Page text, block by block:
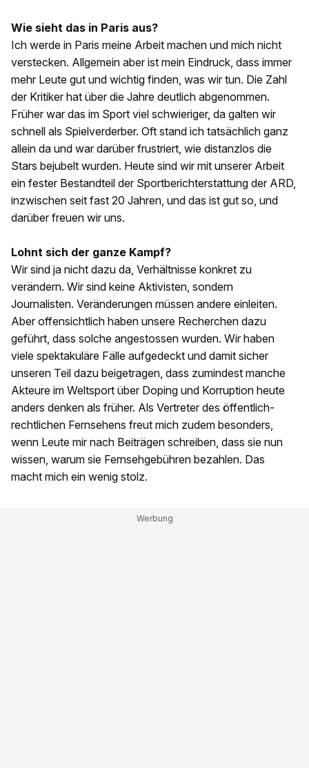
Wie sieht das in Paris aus?
Ich werde in Paris meine Arbeit machen und mich nicht
verstecken. Allgemein aber ist mein Eindruck, dass immer
mehr Leute gut und wichtig finden, was wir tun. Die Zahl
der Kritiker hat über die Jahre deutlich abgenommen.
Früher war das im Sport viel schwieriger, da galten wir
schnell als Spielverderber. Oft stand ich tatsächlich ganz
allein da und war darüber frustriert, wie distanzlos die
Stars bejubelt wurden. Heute sind wir mit unserer Arbeit
ein fester Bestandteil der Sportberichterstattung der ARD,
inzwischen seit fast 20 Jahren, und das ist gut so, und
darüber freuen wir uns.
Lohnt sich der ganze Kampf?
Wir sind ja nicht dazu da, Verhältnisse konkret zu
verändern. Wir sind keine Aktivisten, sondern
Journalisten. Veränderungen müssen andere einleiten.
Aber offensichtlich haben unsere Recherchen dazu
geführt, dass solche angestossen wurden. Wir haben
viele spektakuläre Fälle aufgedeckt und damit sicher
unseren Teil dazu beigetragen, dass zumindest manche
Akteure im Weltsport über Doping und Korruption heute
anders denken als früher. Als Vertreter des öffentlich-
rechtlichen Fernsehens freut mich zudem besonders,
wenn Leute mir nach Beiträgen schreiben, dass sie nun
wissen, warum sie Fernsehgebühren bezahlen. Das
macht mich ein wenig stolz.